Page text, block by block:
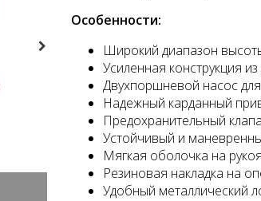
Шиномонтажный комплект
Nordberg
152000 руб.
Next
Особенности:
Широкий диапазон
Усиленная конструкция
Двухпоршневой насос
Надежный карданный
Предохранительный
Устойчивый и
Мягкая оболочка на
Резиновая накладка на
Удобный металлический